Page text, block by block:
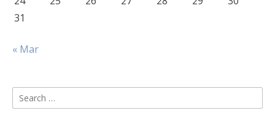
31
« Mar
Search
for: